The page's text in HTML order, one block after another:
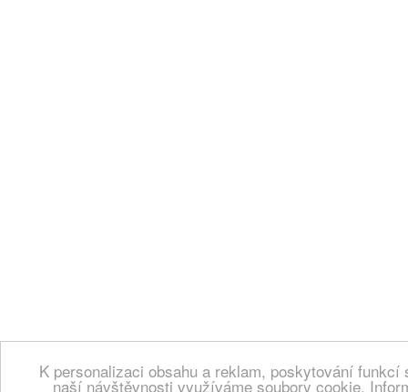
K personalizaci obsahu a reklam, poskytování
naší návštěvnosti využíváme soubory cookie.